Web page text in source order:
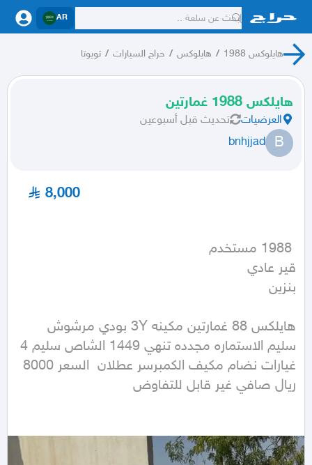
AR
هايلوكس 1988 / هايلوكس / حراج السيارات / تويوتا
هايلكس 1988 غمارتين
العرضيات تحديث قبل أسبوعين
B
bnhjjad
8,000
بنزين
ريال صافي غير قابل للتفاوض